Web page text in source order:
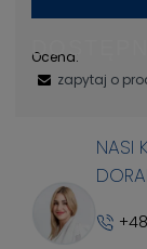
Ocena:
zapytaj o
NASI